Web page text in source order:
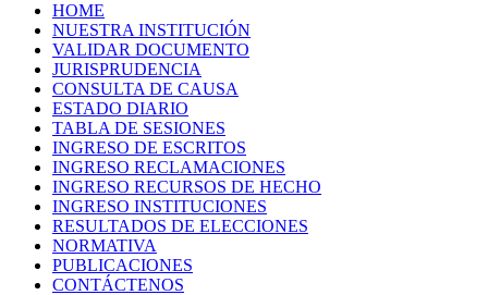
HOME
NUESTRA INSTITUCIÓN
VALIDAR DOCUMENTO
JURISPRUDENCIA
CONSULTA DE CAUSA
ESTADO DIARIO
TABLA DE SESIONES
INGRESO DE ESCRITOS
INGRESO RECLAMACIONES
INGRESO RECURSOS DE HECHO
INGRESO INSTITUCIONES
RESULTADOS DE ELECCIONES
NORMATIVA
PUBLICACIONES
CONTÁCTENOS